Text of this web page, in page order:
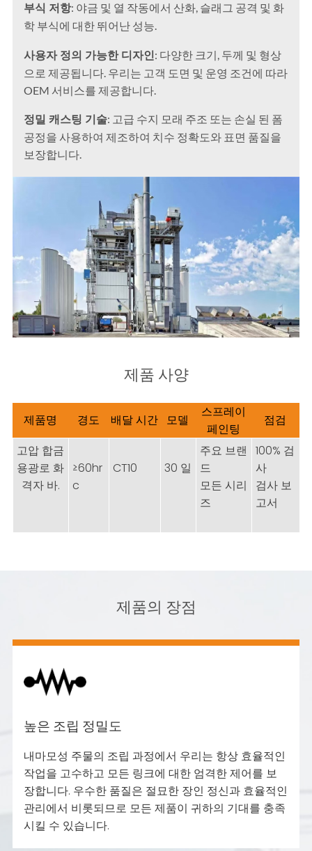
부식 저항: 야금 및 열 작동에서 산화, 슬래그 공격 및 화
학 부식에 대한 뛰어난 성능.
사용자 정의 가능한 디자인: 다양한 크기, 두께 및 형상
으로 제공됩니다. 우리는 고객 도면 및 운영 조건에 따라
OEM 서비스를 제공합니다.
정밀 캐스팅 기술: 고급 수지 모래 주조 또는 손실 된 폼
공정을 사용하여 제조하여 치수 정확도와 표면 품질을
보장합니다.
제품 사양
제품명 경도 배달 시간 모델
스프레이
페인팅
점검
고압 합금
용광로 화
격자 바.
≥60hr
c
CT10 30 일
주요 브랜
드
모든 시리
즈
100% 검
사
검사 보
고서
제품의 장점
높은 조립 정밀도
내마모성 주물의 조립 과정에서 우리는 항상 효율적인
작업을 고수하고 모든 링크에 대한 엄격한 제어를 보
장합니다. 우수한 품질은 절묘한 장인 정신과 효율적인
관리에서 비롯되므로 모든 제품이 귀하의 기대를 충족
시킬 수 있습니다.